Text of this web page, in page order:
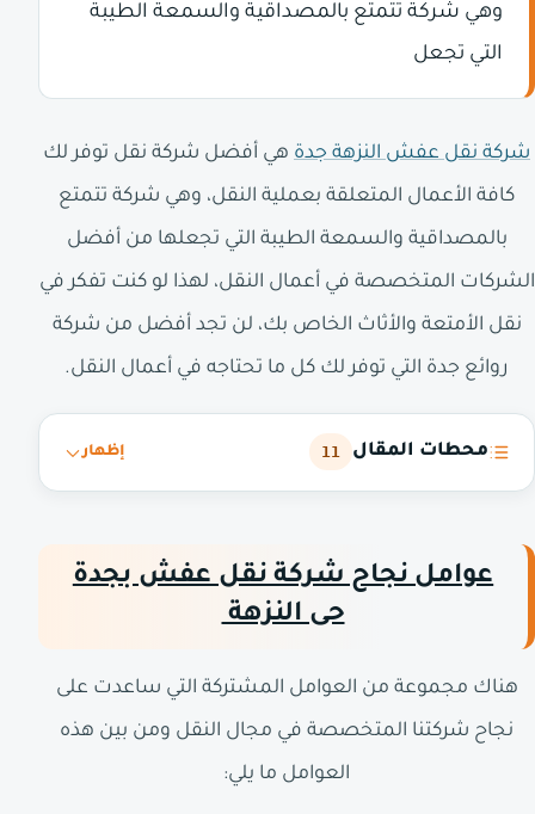
وهي شركة تتمتع بالمصداقية والسمعة الطيبة
التي تجعل
شركة نقل عفش النزهة جدة هي أفضل شركة نقل توفر لك
كافة الأعمال المتعلقة بعملية النقل، وهي شركة تتمتع
بالمصداقية والسمعة الطيبة التي تجعلها من أفضل
الشركات المتخصصة في أعمال النقل، لهذا لو كنت تفكر في
نقل الأمتعة والأثاث الخاص بك، لن تجد أفضل من شركة
روائع جدة التي توفر لك كل ما تحتاجه في أعمال النقل.
محطات المقال 11 إظهار
عوامل نجاح شركة نقل عفش بجدة
حى النزهة
هناك مجموعة من العوامل المشتركة التي ساعدت على
نجاح شركتنا المتخصصة في مجال النقل ومن بين هذه
العوامل ما يلي: